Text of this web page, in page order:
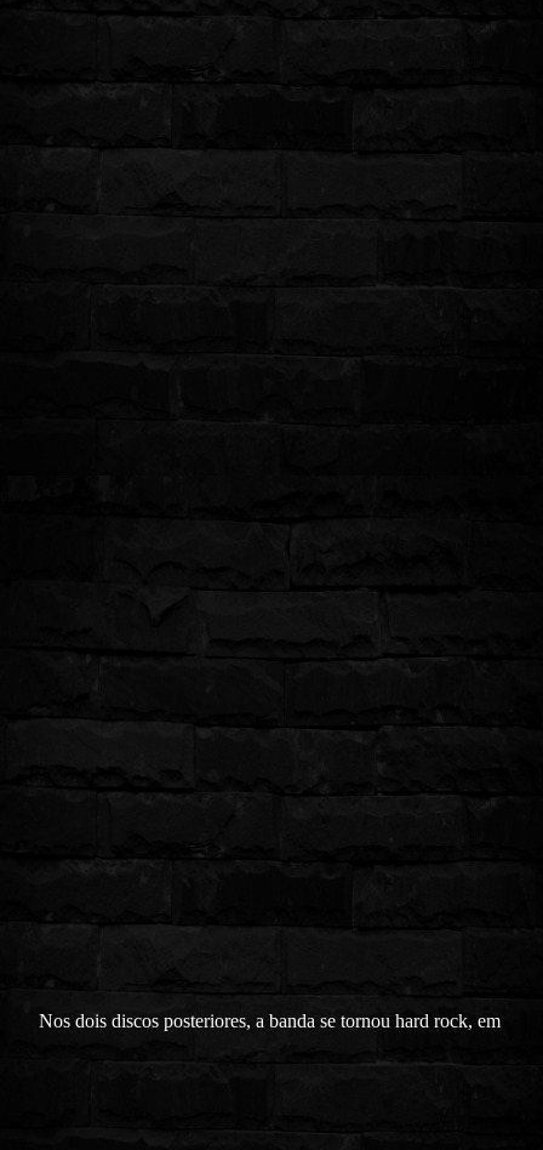
Nos dois discos posteriores, a banda se tornou hard rock, em